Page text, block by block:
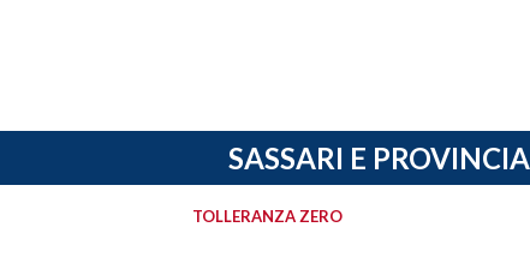
SASSARI E PROVINCIA
TOLLERANZA ZERO